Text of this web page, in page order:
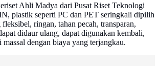
Ahli Madya dari Pusat Riset Teknologi
plastik seperti PC dan PET seringkali dipilih
ringan, tahan pecah, transparan,
didaur ulang, dapat digunakan kembali,
dengan biaya yang terjangkau.